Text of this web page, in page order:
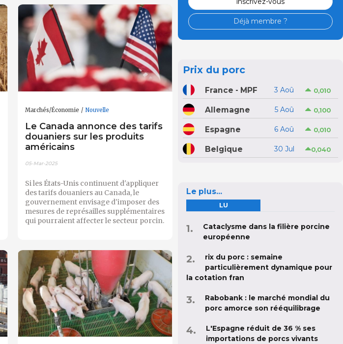
Marchés/Économie Nouvelle
Le Canada annonce des tarifs
douaniers sur les produits
américains
05-Mar-2025
Si les États-Unis continuent d'appliquer
des tarifs douaniers au Canada, le
gouvernement envisage d'imposer des
mesures de représailles supplémentaires
qui pourraient affecter le secteur porcin.
Déjà membre ?
Prix du porc
France - MPF 3 Aoû 0,010
Allemagne 5 Aoû 0,100
Espagne 6 Aoû 0,010
Belgique 30 Jul 0,040
Le plus...
LU
Cataclysme dans la filière porcine
européenne
rix du porc : semaine
particulièrement dynamique pour
la cotation fran
Rabobank : le marché mondial du
porc amorce son rééquilibrage
L'Espagne réduit de 36 % ses
importations de porcs vivants